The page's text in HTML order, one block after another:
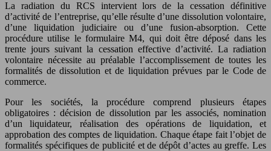
La radiation du RCS intervient lors de la cessation définitive
d’activité de l’entreprise, qu’elle résulte d’une dissolution volontaire,
d’une liquidation judiciaire ou d’une fusion-absorption. Cette
procédure utilise le formulaire M4, qui doit être déposé dans les
trente jours suivant la cessation effective d’activité. La radiation
volontaire nécessite au préalable l’accomplissement de toutes les
formalités de dissolution et de liquidation prévues par le Code de
commerce.
Pour les sociétés, la procédure comprend plusieurs étapes
obligatoires : décision de dissolution par les associés, nomination
d’un liquidateur, réalisation des opérations de liquidation, et
approbation des comptes de liquidation. Chaque étape fait l’objet de
formalités spécifiques de publicité et de dépôt d’actes au greffe. Les